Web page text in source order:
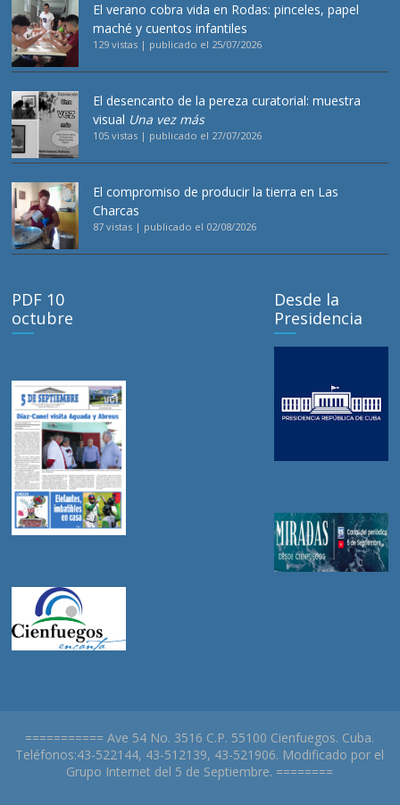
El verano cobra vida en Rodas: pinceles, papel
maché y cuentos infantiles
129 vistas | publicado el 25/07/2026
El desencanto de la pereza curatorial: muestra
visual Una vez más
105 vistas | publicado el 27/07/2026
El compromiso de producir la tierra en Las
Charcas
87 vistas | publicado el 02/08/2026
PDF 10
octubre
Desde la
Presidencia
=========== Ave 54 No. 3516 C.P. 55100 Cienfuegos. Cuba.
Teléfonos:43-522144, 43-512139, 43-521906. Modificado por el
Grupo Internet del 5 de Septiembre. ========